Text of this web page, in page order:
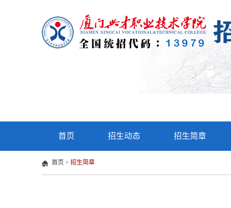
首页 招生动态 招生简章
首页 > 招生简章